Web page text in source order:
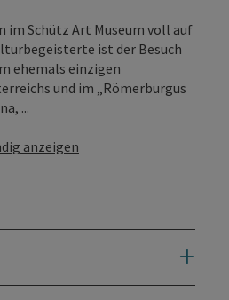
im Schütz Art Museum voll auf
ist der Besuch
ehemals einzigen
und im „Römerburgus
...
anzeigen